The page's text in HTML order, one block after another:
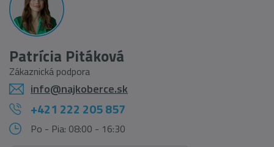
Patrícia Pitáková
Zákaznická podpora
info@najkoberce.sk
+421 222 205 857
Po - Pia: 08:00 - 16:30